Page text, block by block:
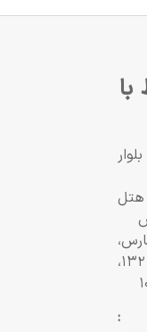
با
پلاک ۱۳۲،
: